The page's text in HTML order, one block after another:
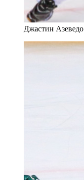
Джастин Азеведо